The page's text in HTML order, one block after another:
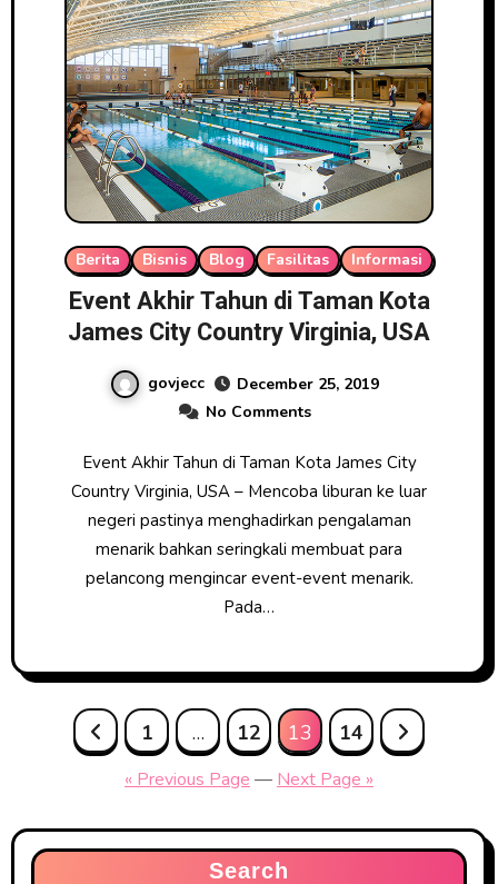
Berita Bisnis Blog Fasilitas Informasi
Event Akhir Tahun di Taman Kota
James City Country Virginia, USA
govjecc
December 25, 2019
No Comments
Event Akhir Tahun di Taman Kota James City
Country Virginia, USA – Mencoba liburan ke luar
negeri pastinya menghadirkan pengalaman
menarik bahkan seringkali membuat para
pelancong mengincar event-event menarik.
Pada…
Posts
pagination
1 … 12 13 14
« Previous Page — Next Page »
Search